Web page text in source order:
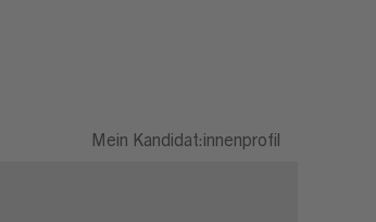
Mein Kandidat:innenprofil